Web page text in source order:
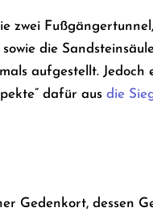
zwei
die
aufgestellt.
dafür aus die
Gedenkort, dessen